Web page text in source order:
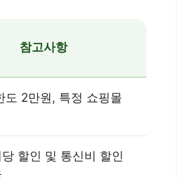
참고사항
도 2만원, 특정 쇼핑몰
할인 및 통신비 할인